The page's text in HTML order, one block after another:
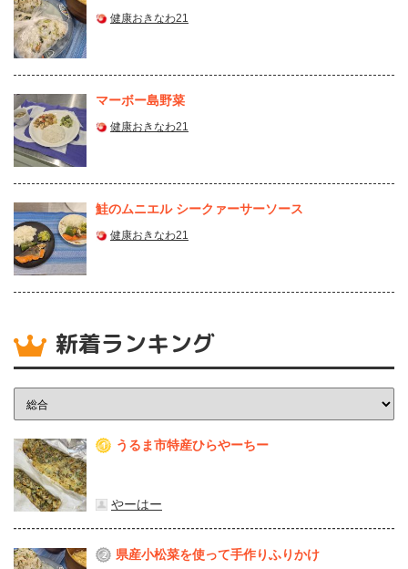
健康おきなわ21
マーボー島野菜
健康おきなわ21
鮭のムニエル シークァーサーソース
健康おきなわ21
新着ランキング
1 うるま市特産ひらやーちー
やーはー
2 県産⼩松菜を使って⼿作りふりかけ